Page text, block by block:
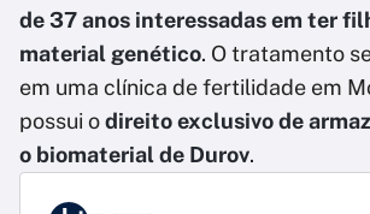
de 37 anos interessadas em ter
material genético. O tratamento
em uma clínica de fertilidade em
possui odireito exclusivo de
o biomaterial de Durov.